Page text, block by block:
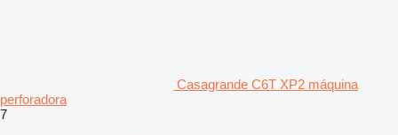
Casagrande C6T XP2 máquina
perforadora
7